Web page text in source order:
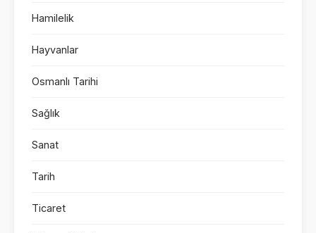
Hamilelik
Hayvanlar
Osmanlı Tarihi
Sağlık
Sanat
Tarih
Ticaret